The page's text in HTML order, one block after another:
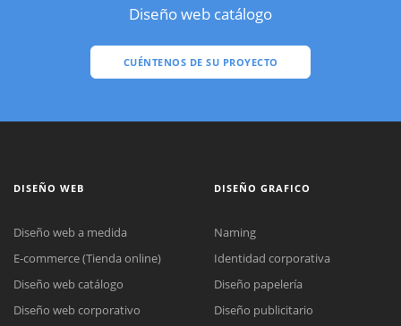
Diseño web catálogo
CUÉNTENOS DE SU PROYECTO
DISEÑO WEB
Diseño web a medida
E-commerce (Tienda online)
Diseño web catálogo
Diseño web corporativo
DISEÑO GRAFICO
Naming
Identidad corporativa
Diseño papelería
Diseño publicitario